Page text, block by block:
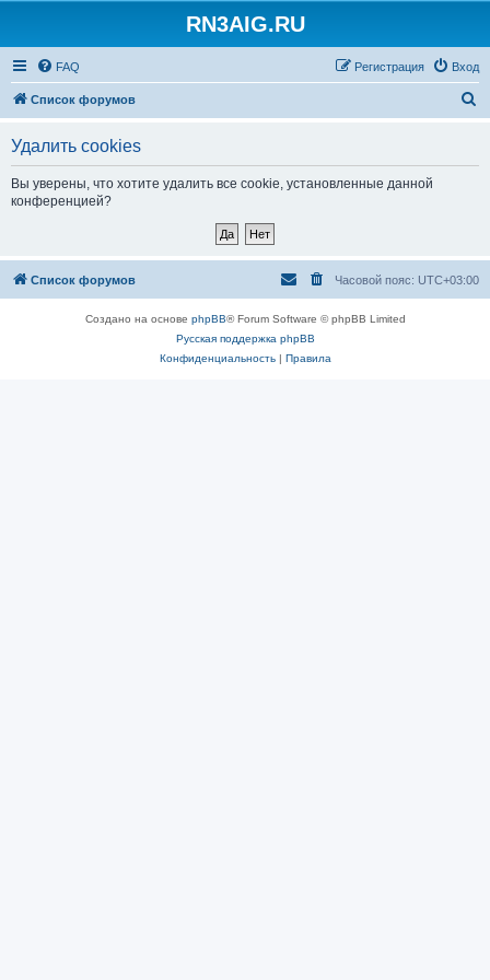
RN3AIG.RU
FAQ Вход
Регистрация
Список форумов
Удалить cookies
Вы уверены, что хотите удалить все cookie, установленные данной
конференцией?
Список форумов Часовой пояс: UTC+03:00
Создано на основе phpBB® Forum Software © phpBB Limited
Русская поддержка phpBB
Конфиденциальность| Правила